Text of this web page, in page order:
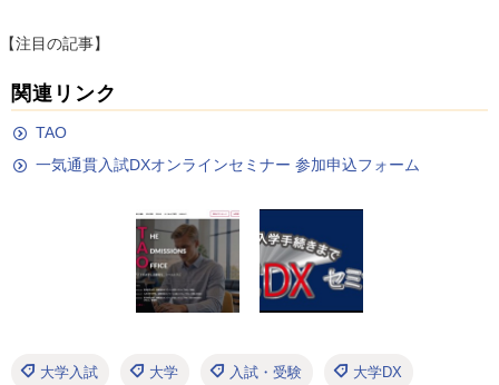
【注目の記事】
関連リンク
TAO
一気通貫入試DXオンラインセミナー 参加申込フォーム
大学入試 大学 入試・受験 大学DX